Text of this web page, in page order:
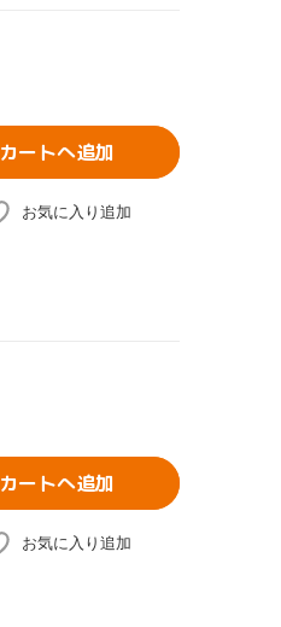
カートへ追加
お気に入り追加
カートへ追加
お気に入り追加